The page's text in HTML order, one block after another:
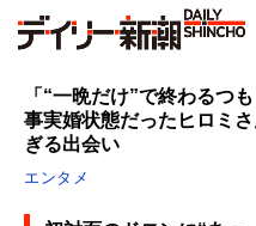
「“一晩だけ”で終わる
事実婚状態だったヒロミ
ぎる出会い
エンタメ